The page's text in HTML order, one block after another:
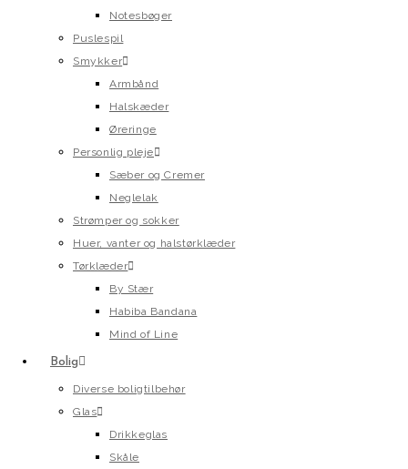
Notesbøger
Puslespil
Smykker
Armbånd
Halskæder
Øreringe
Personlig pleje
Sæber og Cremer
Neglelak
Strømper og sokker
Huer, vanter og halstørklæder
Tørklæder
By Stær
Habiba Bandana
Mind of Line
Bolig
Diverse boligtilbehør
Glas
Drikkeglas
Skåle